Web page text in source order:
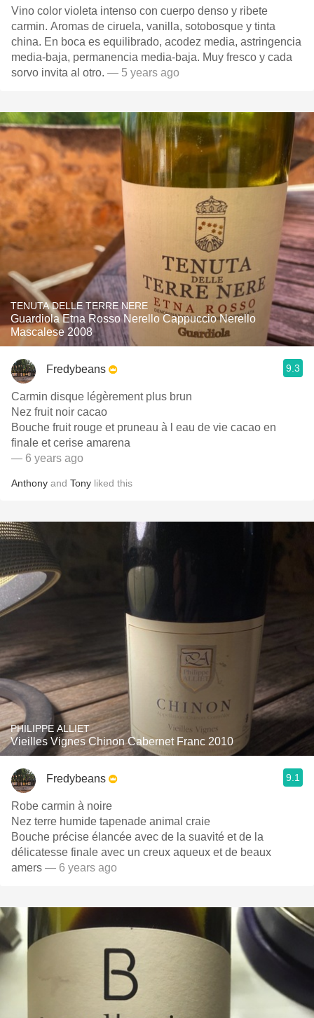
Vino color violeta intenso con cuerpo denso y ribete
carmin. Aromas de ciruela, vanilla, sotobosque y tinta
china. En boca es equilibrado, acodez media, astringencia
media-baja, permanencia media-baja. Muy fresco y cada
sorvo invita al otro. — 5 years ago
TENUTA DELLE TERRE NERE
Guardiola Etna Rosso Nerello Cappuccio Nerello
Mascalese 2008
Fredybeans 9.3
Carmin disque légèrement plus brun
Nez fruit noir cacao
Bouche fruit rouge et pruneau à l eau de vie cacao en
finale et cerise amarena
— 6 years ago
Anthony and Tony liked this
PHILIPPE ALLIET
Vieilles Vignes Chinon Cabernet Franc 2010
Fredybeans 9.1
Robe carmin à noire
Nez terre humide tapenade animal craie
Bouche précise élancée avec de la suavité et de la
délicatesse finale avec un creux aqueux et de beaux
amers — 6 years ago